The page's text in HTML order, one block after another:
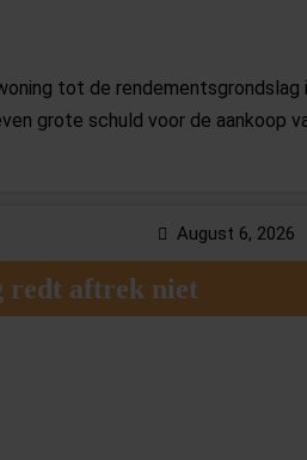
tot de
grote schuld voor de aankoop
maar ook een recht op
August 6, 2026
redt aftrek niet